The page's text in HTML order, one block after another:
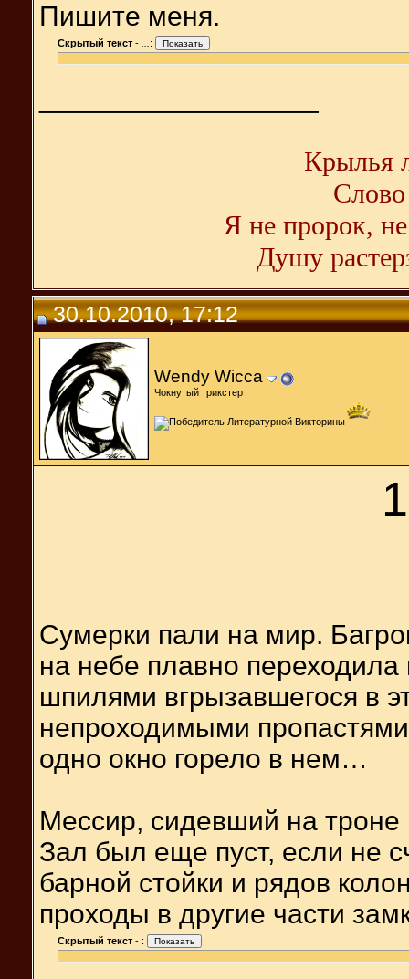
Пишите меня.
Скрытый текст - :
Крылья
Слово
Я не пророк,
Душу
30.10.2010, 17:12
Wendy Wicca
Чокнутый трикстер
Сумерки пали на мир.
на небе плавно
шпилями вгрызавшегося в
непроходимыми
одно окно горело в нем…
Мессир, сидевший на троне
Зал был еще пуст, если не
барной стойки и рядов
проходы в другие части
Скрытый текст - :